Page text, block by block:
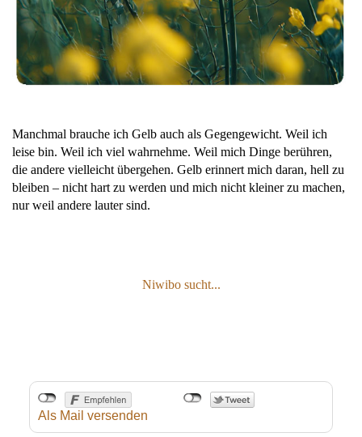
Manchmal brauche ich Gelb auch als Gegengewicht. Weil ich
leise bin. Weil ich viel wahrnehme. Weil mich Dinge berühren,
die andere vielleicht übergehen. Gelb erinnert mich daran, hell zu
bleiben – nicht hart zu werden und mich nicht kleiner zu machen,
nur weil andere lauter sind.
Niwibo sucht...
Als Mail versenden